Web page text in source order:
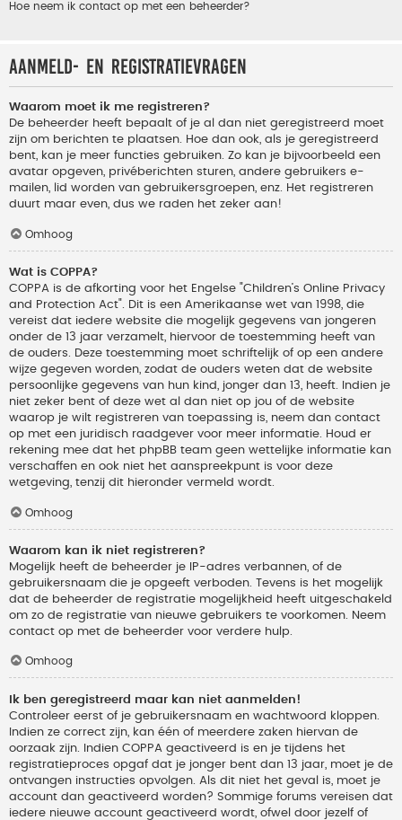
Hoe neem ik contact op met een beheerder?
Aanmeld- en registratievragen
Waarom moet ik me registreren?
De beheerder heeft bepaalt of je al dan niet geregistreerd moet
zijn om berichten te plaatsen. Hoe dan ook, als je geregistreerd
bent, kan je meer functies gebruiken. Zo kan je bijvoorbeeld een
avatar opgeven, privéberichten sturen, andere gebruikers e-
mailen, lid worden van gebruikersgroepen, enz. Het registreren
duurt maar even, dus we raden het zeker aan!
Omhoog
Wat is COPPA?
COPPA is de afkorting voor het Engelse "Children’s Online Privacy
and Protection Act". Dit is een Amerikaanse wet van 1998, die
vereist dat iedere website die mogelijk gegevens van jongeren
onder de 13 jaar verzamelt, hiervoor de toestemming heeft van
de ouders. Deze toestemming moet schriftelijk of op een andere
wijze gegeven worden, zodat de ouders weten dat de website
persoonlijke gegevens van hun kind, jonger dan 13, heeft. Indien je
niet zeker bent of deze wet al dan niet op jou of de website
waarop je wilt registreren van toepassing is, neem dan contact
op met een juridisch raadgever voor meer informatie. Houd er
rekening mee dat het phpBB team geen wettelijke informatie kan
verschaffen en ook niet het aanspreekpunt is voor deze
wetgeving, tenzij dit hieronder vermeld wordt.
Omhoog
Waarom kan ik niet registreren?
Mogelijk heeft de beheerder je IP-adres verbannen, of de
gebruikersnaam die je opgeeft verboden. Tevens is het mogelijk
dat de beheerder de registratie mogelijkheid heeft uitgeschakeld
om zo de registratie van nieuwe gebruikers te voorkomen. Neem
contact op met de beheerder voor verdere hulp.
Omhoog
Ik ben geregistreerd maar kan niet aanmelden!
Controleer eerst of je gebruikersnaam en wachtwoord kloppen.
Indien ze correct zijn, kan één of meerdere zaken hiervan de
oorzaak zijn. Indien COPPA geactiveerd is en je tijdens het
registratieproces opgaf dat je jonger bent dan 13 jaar, moet je de
ontvangen instructies opvolgen. Als dit niet het geval is, moet je
account dan geactiveerd worden? Sommige forums vereisen dat
iedere nieuwe account geactiveerd wordt, ofwel door jezelf of